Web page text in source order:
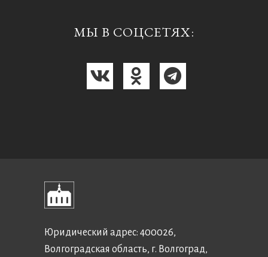
МЫ В СОЦСЕТЯХ:
Юридический адрес: 400026,
Волгоградская область, г. Волгоград,